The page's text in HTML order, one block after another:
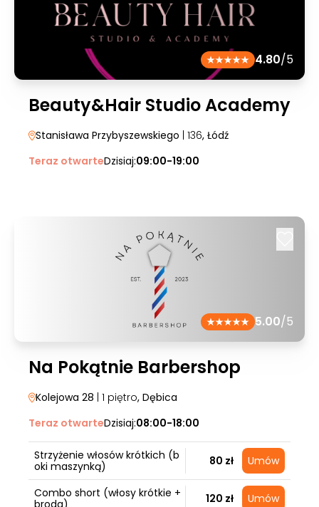
4.80/5
Beauty&Hair Studio Academy
Stanisława Przybyszewskiego | 136, Łódź
Teraz otwarteDzisiaj:09:00-19:00
5.00/5
Na Pokątnie Barbershop
Kolejowa 28 | 1 piętro, Dębica
Teraz otwarteDzisiaj:08:00-18:00
Strzyżenie włosów krótkich (b
oki maszynką)
80 zł Umów
Combo short (włosy krótkie +
broda)
120 zł Umów